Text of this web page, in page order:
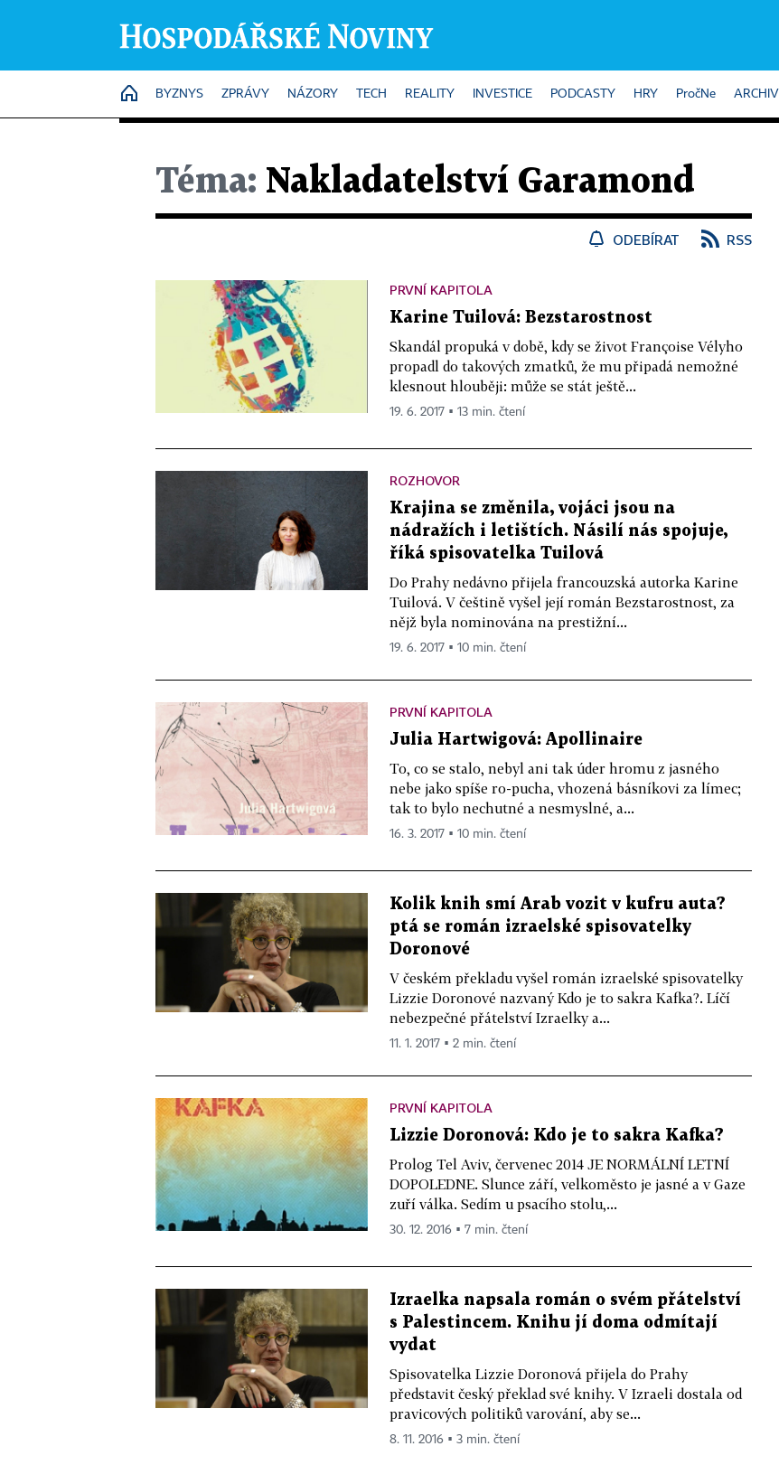
HOME
BYZNYS ZPRÁVY NÁZORY TECH REALITY INVESTICE PODCASTY HRY PročNe ARCHIV
Téma: Nakladatelství Garamond
ODEBÍRAT RSS
PRVNÍ KAPITOLA
Karine Tuilová: Bezstarostnost
Skandál propuká v době, kdy se život Françoise Vélyho
propadl do takových zmatků, že mu připadá nemožné
klesnout hlouběji: může se stát ještě...
19. 6. 2017 ▪ 13 min. čtení
ROZHOVOR
Krajina se změnila, vojáci jsou na
nádražích i letištích. Násilí nás spojuje,
říká spisovatelka Tuilová
Do Prahy nedávno přijela francouzská autorka Karine
Tuilová. V češtině vyšel její román Bezstarostnost, za
nějž byla nominována na prestižní...
19. 6. 2017 ▪ 10 min. čtení
PRVNÍ KAPITOLA
Julia Hartwigová: Apollinaire
To, co se stalo, nebyl ani tak úder hromu z jasného
nebe jako spíše ro-pucha, vhozená básníkovi za límec;
tak to bylo nechutné a nesmyslné, a...
16. 3. 2017 ▪ 10 min. čtení
Kolik knih smí Arab vozit v kufru auta?
ptá se román izraelské spisovatelky
Doronové
V českém překladu vyšel román izraelské spisovatelky
Lizzie Doronové nazvaný Kdo je to sakra Kafka?. Líčí
nebezpečné přátelství Izraelky a...
11. 1. 2017 ▪ 2 min. čtení
PRVNÍ KAPITOLA
Lizzie Doronová: Kdo je to sakra Kafka?
Prolog Tel Aviv, červenec 2014 JE NORMÁLNÍ LETNÍ
DOPOLEDNE. Slunce září, velkoměsto je jasné a v Gaze
zuří válka. Sedím u psacího stolu,...
30. 12. 2016 ▪ 7 min. čtení
Izraelka napsala román o svém přátelství
s Palestincem. Knihu jí doma odmítají
vydat
Spisovatelka Lizzie Doronová přijela do Prahy
představit český překlad své knihy. V Izraeli dostala od
pravicových politiků varování, aby se...
8. 11. 2016 ▪ 3 min. čtení